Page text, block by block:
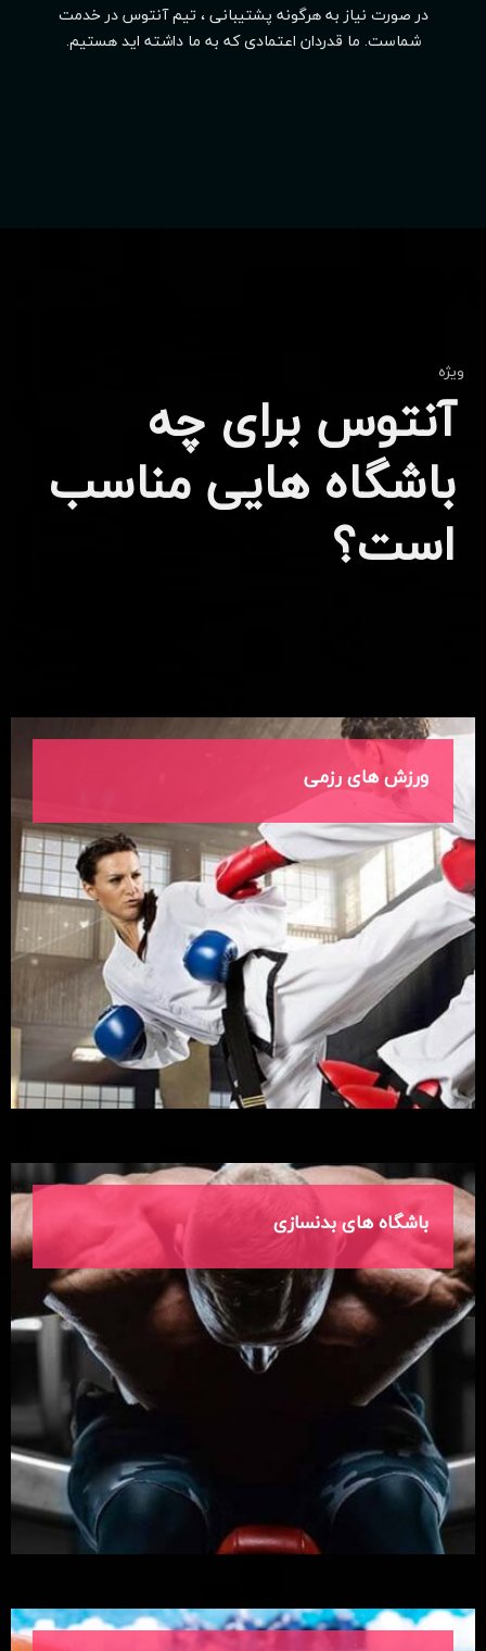
در صورت نیاز به هرگونه پشتیبانی ، تیم آنتوس در خدمت
شماست. ما قدردان اعتمادی که به ما داشته اید هستیم.
ویژه
آنتوس برای چه
باشگاه هایی مناسب
است؟
ورزش های رزمی
باشگاه های بدنسازی